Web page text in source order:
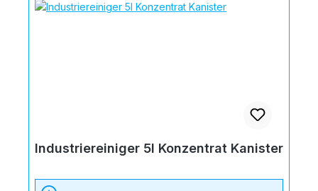
Industriereiniger 5l Konzentrat Kanister